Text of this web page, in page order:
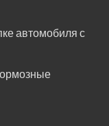
автомобиля с